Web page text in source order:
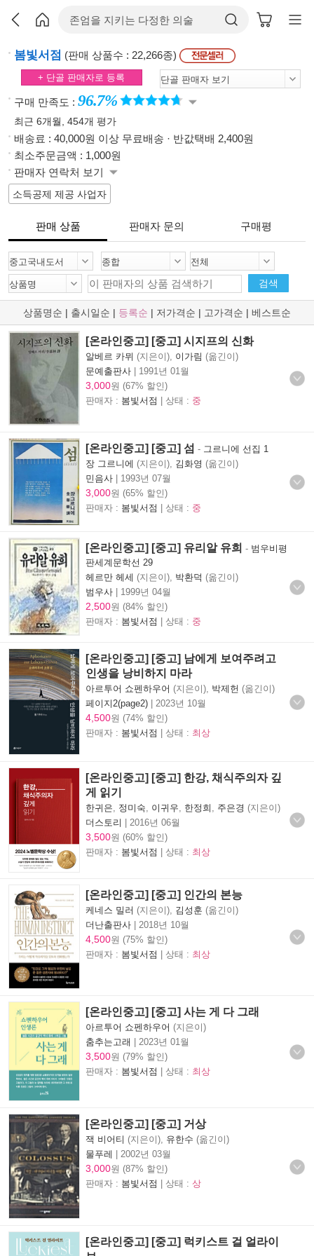
봄빛서점 (판매 상품수 : 22,266종)
+ 단골 판매자로 등록
구매 만족도 : 96.7%
최근 6개월, 454개 평가
배송료 : 40,000원 이상 무료배송 · 반값택배 2,400원
최소주문금액 : 1,000원
판매자 연락처 보기
소득공제 제공 사업자
판매 상품 판매자 문의 구매평
검색
상품명순 | 출시일순 | 등록순 | 저가격순 | 고가격순 | 베스트순
[온라인중고] [중고] 시지프의 신화
알베르 카뮈 (지은이), 이가림 (옮긴이)
문예출판사 | 1991년 01월
3,000원 (67% 할인)
판매자 : 봄빛서점 | 상태 : 중
[온라인중고] [중고] 섬 - 그르니에 선집 1
장 그르니에 (지은이), 김화영 (옮긴이)
민음사 | 1993년 07월
3,000원 (65% 할인)
판매자 : 봄빛서점 | 상태 : 중
[온라인중고] [중고] 유리알 유희 - 범우비평
판세계문학선 29
헤르만 헤세 (지은이), 박환덕 (옮긴이)
범우사 | 1999년 04월
2,500원 (84% 할인)
판매자 : 봄빛서점 | 상태 : 중
[온라인중고] [중고] 남에게 보여주려고
인생을 낭비하지 마라
아르투어 쇼펜하우어 (지은이), 박제헌 (옮긴이)
페이지2(page2) | 2023년 10월
4,500원 (74% 할인)
판매자 : 봄빛서점 | 상태 : 최상
[온라인중고] [중고] 한강, 채식주의자 깊
게 읽기
한귀은 정미숙 이귀우 한정희 주은경 (지은이)
더스토리 | 2016년 06월
3,500원 (60% 할인)
판매자 : 봄빛서점 | 상태 : 최상
[온라인중고] [중고] 인간의 본능
케네스 밀러 (지은이), 김성훈 (옮긴이)
더난출판사 | 2018년 10월
4,500원 (75% 할인)
판매자 : 봄빛서점 | 상태 : 최상
[온라인중고] [중고] 사는 게 다 그래
아르투어 쇼펜하우어 (지은이)
춤추는고래 | 2023년 01월
3,500원 (79% 할인)
판매자 : 봄빛서점 | 상태 : 최상
[온라인중고] [중고] 거상
잭 비어티 (지은이), 유한수 (옮긴이)
물푸레 | 2002년 03월
3,000원 (87% 할인)
판매자 : 봄빛서점 | 상태 : 상
[온라인중고] [중고] 럭키스트 걸 얼라이